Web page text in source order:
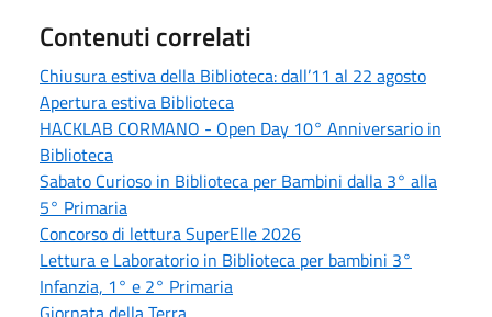
Contenuti correlati
Chiusura estiva della Biblioteca: dall’11 al 22 agosto
Apertura estiva Biblioteca
HACKLAB CORMANO - Open Day 10° Anniversario in
Biblioteca
Sabato Curioso in Biblioteca per Bambini dalla 3° alla
5° Primaria
Concorso di lettura SuperElle 2026
Lettura e Laboratorio in Biblioteca per bambini 3°
Infanzia, 1° e 2° Primaria